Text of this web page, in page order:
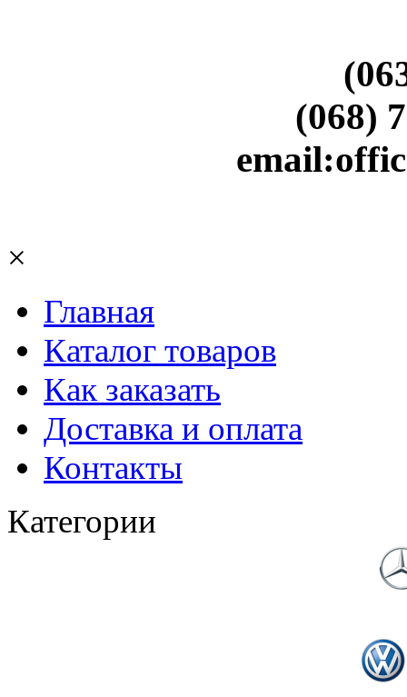
(068)
×
Главная
Каталог товаров
Как заказать
Доставка и оплата
Контакты
Категории